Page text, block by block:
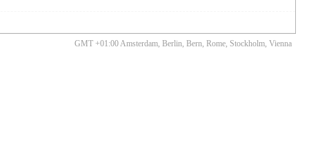
GMT +01:00 Amsterdam, Berlin, Bern, Rome, Stockholm, Vienna